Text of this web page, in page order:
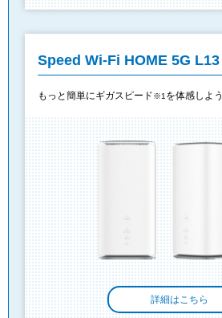
Speed Wi-Fi HOME 5G L13
もっと簡単にギガスピード※1 を体感しよう
詳細はこちら